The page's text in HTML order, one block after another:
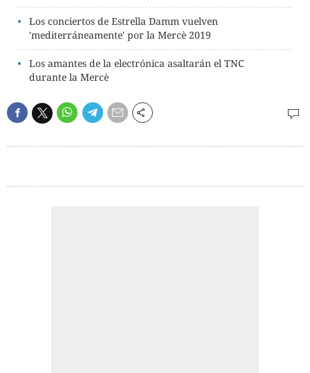
Los conciertos de Estrella Damm vuelven
'mediterráneamente' por la Mercè 2019
Los amantes de la electrónica asaltarán el TNC
durante la Mercè